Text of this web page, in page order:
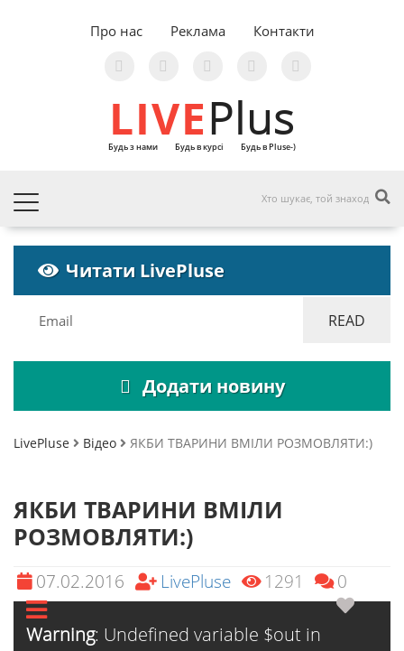
Про нас Реклама Контакти
LIVEPlus
Будь з нами Будь в курсі Будь в Pluse-)
Читати LivePluse
Додати новину
LivePluse Відео ЯКБИ ТВАРИНИ ВМІЛИ РОЗМОВЛЯТИ:)
ЯКБИ ТВАРИНИ ВМІЛИ
РОЗМОВЛЯТИ:)
07.02.2016 LivePluse 1291 0
Warning: Undefined variable $out in